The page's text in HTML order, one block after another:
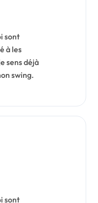
sont
à les
sens déjà
swing.
sont